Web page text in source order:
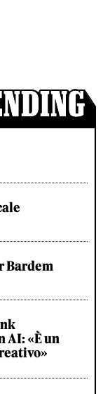
Bardem
AI: «È un